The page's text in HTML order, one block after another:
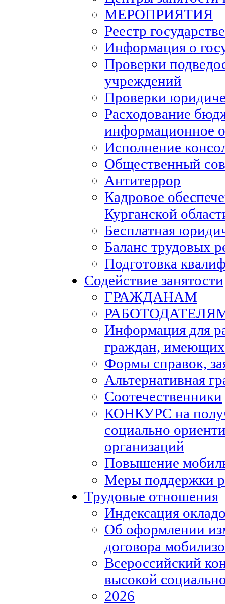
МЕРОПРИЯТИЯ
Реестр
Информация о
Проверки
учреждений
Проверки
Расходование
информационное
Исполнение
Общественный
Антитеррор
Кадровое
Курганской
Бесплатная
Баланс трудовых
Подготовка
Содействие занятости
ГРАЖДАНАМ
Информация для
граждан,
Формы справок,
Альтернативная
Соотечественники
КОНКУРС на
социально
организаций
Повышение
Меры поддержки
Трудовые отношения
Индексация
Об оформлении
договора
Всероссийский
высокой
2026